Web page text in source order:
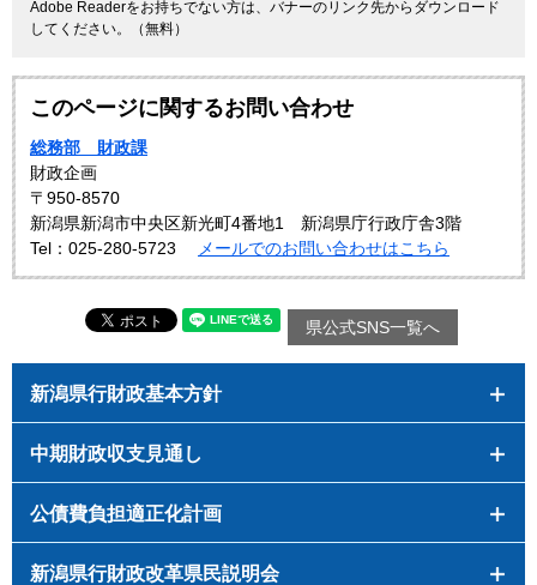
Adobe Readerをお持ちでない方は、バナーのリンク先からダウンロード
してください。（無料）
このページに関するお問い合わせ
総務部 財政課
財政企画
〒950-8570
新潟県新潟市中央区新光町4番地1 新潟県庁行政庁舎3階
Tel：025-280-5723
メールでのお問い合わせはこちら
県公式SNS一覧へ
新潟県行財政基本方針
中期財政収支見通し
公債費負担適正化計画
新潟県行財政改革県民説明会